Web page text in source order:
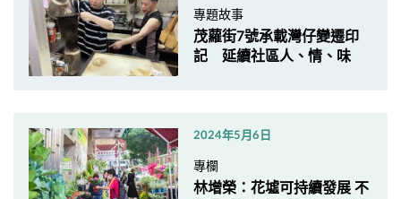
專題故事
茂蘿街7號承載灣仔變遷印
記 延續社區人、情、味
2024年5月6日
專欄
林增榮：花墟可持續發展 不